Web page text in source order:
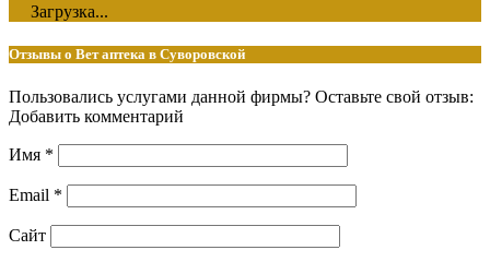
Загрузка...
Отзывы о Вет аптека в Суворовской
Пользовались услугами данной фирмы? Оставьте свой отзыв:
Добавить комментарий
Имя *
Email *
Сайт